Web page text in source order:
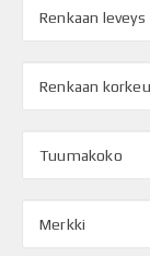
Renkaan leveys
Renkaan
Tuumakoko
Merkki